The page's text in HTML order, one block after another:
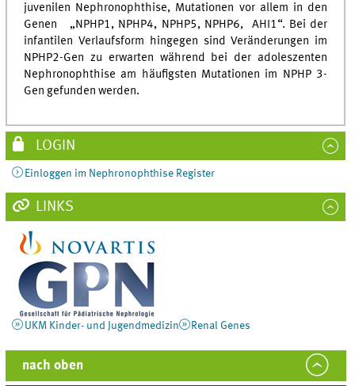
juvenilen Nephronophthise, Mutationen vor allem in den
Genen „NPHP1, NPHP4, NPHP5, NPHP6, AHI1“. Bei der
infantilen Verlaufsform hingegen sind Veränderungen im
NPHP2-Gen zu erwarten während bei der adoleszenten
Nephronophthise am häufigsten Mutationen im NPHP 3-
Gen gefunden werden.
LOGIN
Einloggen im Nephronophthise Register
LINKS
UKM Kinder- und Jugendmedizin Renal Genes
nach oben